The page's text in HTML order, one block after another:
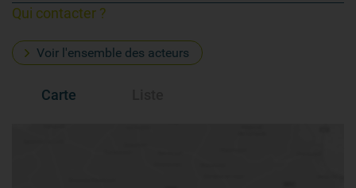
Qui contacter ?
Voir l'ensemble des acteurs
Carte